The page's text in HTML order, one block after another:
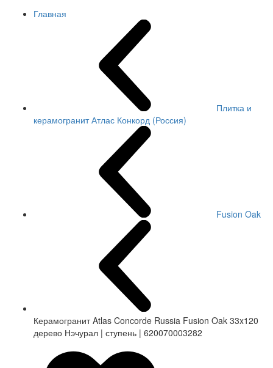
Главная
Плитка и
керамогранит Атлас Конкорд (Россия)
Fusion Oak
Керамогранит Atlas Concorde Russia Fusion Oak 33x120
дерево Нэчурал | ступень | 620070003282